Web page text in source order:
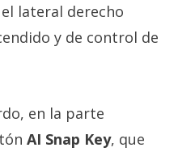
lateral derecho
y de control de
en la parte
AI Snap Key, que